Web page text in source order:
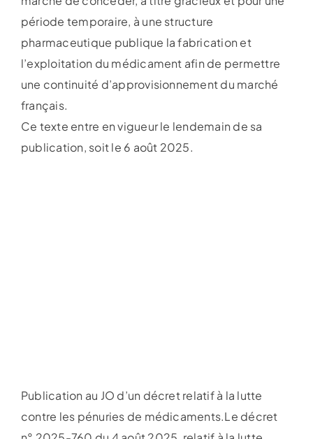
période temporaire, à une structure
pharmaceutique publique la fabrication et
l’exploitation du médicament afin de permettre
une continuité d’approvisionnement du marché
français.
Ce texte entre en vigueur le lendemain de sa
publication, soit le 6 août 2025.
Publication au JO d’un décret relatif à la lutte
contre les pénuries de médicaments.Le décret